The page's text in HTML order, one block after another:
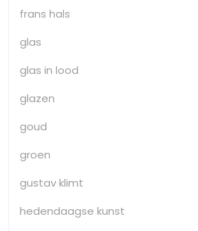
frans hals
glas
glas in lood
glazen
goud
groen
gustav klimt
hedendaagse kunst